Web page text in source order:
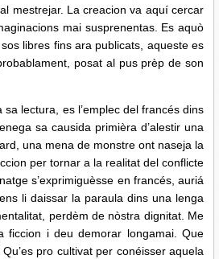
mestrejar. La creacion va aquí cercar
mai susprenentas. Es aquò
libres fins ara publicats, aqueste es
posat al pus prèp de son
es l’emplec del francés dins
sa causida primièra d’alestir una
una mena de monstre ont naseja la
per tornar a la realitat del conflicte
s’exprimiguèsse en francés, auriá
li daissar la paraula dins una lenga
perdèm de nòstra dignitat. Me
ficcion i deu demorar longamai. Que
pro cultivat per conéisser aquela